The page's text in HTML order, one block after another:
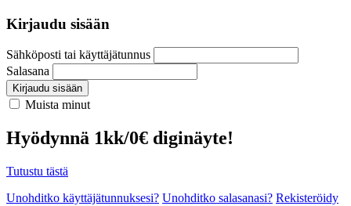
Kirjaudu sisään
Sähköposti tai käyttäjätunnus
Salasana
Kirjaudu sisään
Muista minut
Hyödynnä 1kk/0€ diginäyte!
Tutustu tästä
Unohditko käyttäjätunnuksesi? Unohditko salasanasi? Rekisteröidy